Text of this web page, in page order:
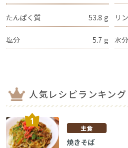
たんぱく質 53.8 g リン
塩分 5.7 g 水
人気レシピランキング
主食
焼きそば